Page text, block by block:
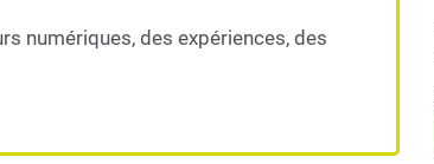
numériques, des expériences, des